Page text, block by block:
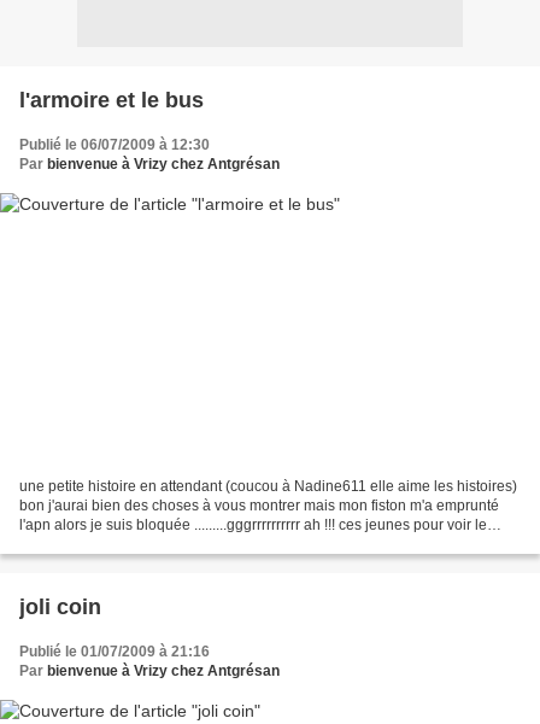
l'armoire et le bus
Publié le 06/07/2009 à 12:30
Par bienvenue à Vrizy chez Antgrésan
une petite histoire en attendant (coucou à Nadine611 elle aime les histoires)
bon j'aurai bien des choses à vous montrer mais mon fiston m'a emprunté
l'apn alors je suis bloquée .........gggrrrrrrrrrr ah !!! ces jeunes pour voir le
joli coin
Publié le 01/07/2009 à 21:16
Par bienvenue à Vrizy chez Antgrésan